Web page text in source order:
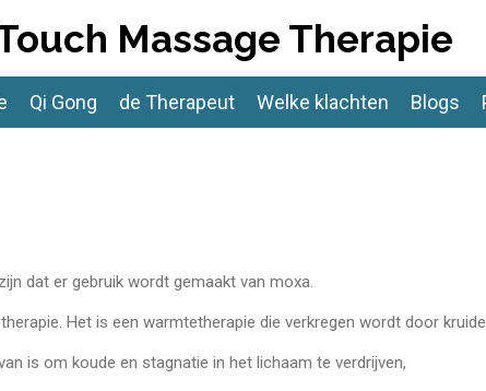
Massage Therapie
Qi Gong de Therapeut Welke klachten Blogs
dat er gebruik wordt gemaakt van moxa.
Het is een warmtetherapie die verkregen wordt door
is om koude en stagnatie in het lichaam te verdrijven,